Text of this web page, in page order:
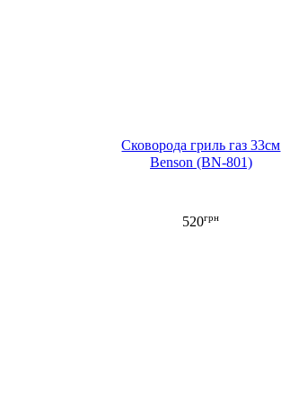
Сковорода гриль газ 33см
Benson (BN-801)
520грн